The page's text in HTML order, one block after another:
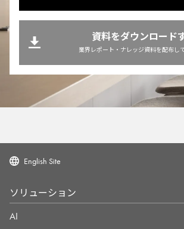
資料をダウンロード
業界レポート・ナレッジ資料を配布し
English Site
ソリューション
AI